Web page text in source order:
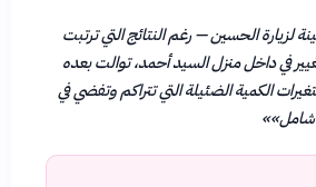
لزيارة الحسين — رغم النتائج التي ترتبت
في داخل منزل السيد أحمد، توالت بعده
الكمية الضئيلة التي تتراكم وتفضي في
شامل»»